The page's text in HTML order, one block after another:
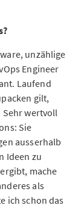
unzählige
Engineer
Laufend
gilt,
Sehr wertvoll
Sie
ausserhalb
Ideen zu
mache
als
ich schon das